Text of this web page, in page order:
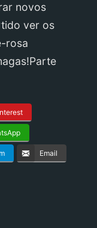
novos
ver os
rosa
Email